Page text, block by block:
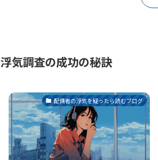
浮気調査の成功の秘訣
配偶者の浮気を疑ったら読むブログ